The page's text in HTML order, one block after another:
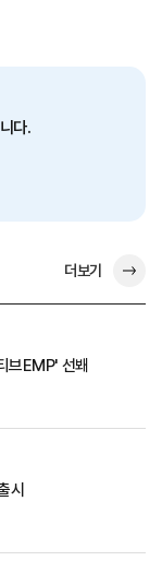
다.
더보기
브EMP' 선봬
시